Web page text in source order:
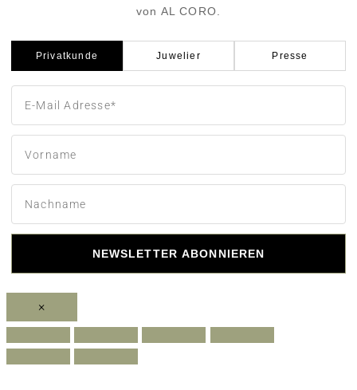
von AL CORO.
Privatkunde Juwelier Presse
NEWSLETTER ABONNIEREN
×